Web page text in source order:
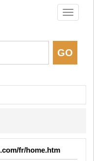
Toggle
fr/home.htm